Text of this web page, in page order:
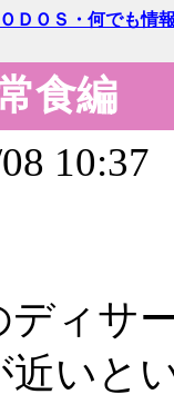
ＯＤＯＳ・何でも情
食編
10:37
ディサ
近いと